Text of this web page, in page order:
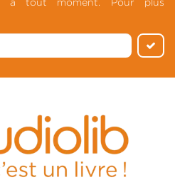
à tout moment. Pour plus